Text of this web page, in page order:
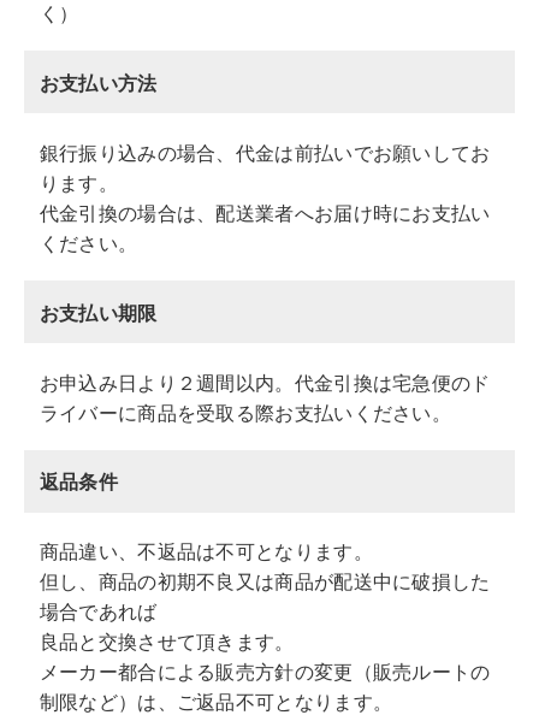
く）
お支払い方法
銀行振り込みの場合、代金は前払いでお願いしてお
ります。
代金引換の場合は、配送業者へお届け時にお支払い
ください。
お支払い期限
お申込み日より２週間以内。代金引換は宅急便のド
ライバーに商品を受取る際お支払いください。
返品条件
商品違い、不返品は不可となります。
但し、商品の初期不良又は商品が配送中に破損した
場合であれば
良品と交換させて頂きます。
メーカー都合による販売方針の変更（販売ルートの
制限など）は、ご返品不可となります。